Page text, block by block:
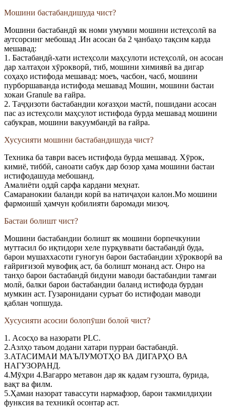
Мошини бастабандишуда чист?
Мошини бастабандӣ як номи умумии мошини истеҳсолӣ ва
аутсорсинг мебошад .Ин асосан ба 2 ҷанбаҳо тақсим карда
мешавад:
1. Бастабандӣ-хати истеҳсоли маҳсулоти истеҳсолӣ, он асосан
дар халтаҳои хӯрокворӣ, тиб, мошини химиявӣ ва дигар
соҳаҳо истифода мешавад: моеъ, часбон, часб, мошини
пурборшаванда истифода мешавад Мошин, мошини бастаи
хокаи Granule ва ғайра.
2. Таҷҳизоти бастабандии коғазҳои мастӣ, пошидани асосан
пас аз истеҳсоли маҳсулот истифода бурда мешавад мошини
сабукрав, мошини вакуумбандӣ ва ғайра.
Хусусияти мошини бастабандишуда чист?
Техника ба таври васеъ истифода бурда мешавад. Хӯрок,
кимиё, тиббӣ, саноати сабук дар бозор ҳама мошини бастаи
истифодашуда мебошанд.
Амалиёти оддӣ сарфа кардани меҳнат.
Самаранокии баланди корӣ ва натиҷаҳои калон.Мо мошини
фармоишӣ ҳамчун қобилияти баромади мизоҷ.
Бастаи болишт чист?
Мошини бастабандии болишт як мошини борпечкунии
муттасил бо иқтидори хеле пурқуввати бастабандӣ буда,
барои мушаххасоти гуногун барои бастабандии хӯрокворӣ ва
ғайриғизоӣ мувофиқ аст, ба болишт монанд аст. Онро на
танҳо барои бастабандӣ бидуни маводи бастабандии тамғаи
молӣ, балки барои бастабандии баланд истифода бурдан
мумкин аст. Гузаронидани суръат бо истифодаи маводи
қаблан чопшуда.
Хусусияти асосии болопӯши болоӣ чист?
1. Асосҳо ва назорати PLC.
2.Азлҳо таъом додани хатари пурраи бастабандӣ.
3.АТАСИМАИ МАЪЛУМОТҲО ВА ДИГАРҲО ВА
НАГУЗОРАНД.
4.Мӯҳри 4.Bагарро метавон дар як қадам гузошта, бурида,
вақт ва филм.
5.Ҳамаи назорат тавассути нармафзор, барои такмилдиҳии
функсия ва техникӣ осонтар аст.